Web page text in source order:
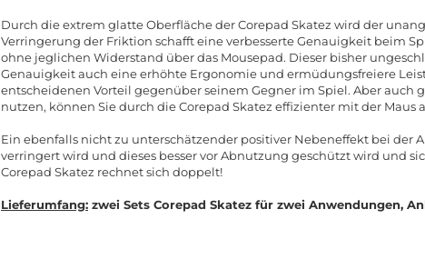
Durch die extrem glatte Oberfläche der Corepad Skatez wird der
Verringerung der Friktion schafft eine verbesserte Genauigkeit beim
ohne jeglichen Widerstand über das Mousepad. Dieser bisher
Genauigkeit auch eine erhöhte Ergonomie und ermüdungsfreiere
entscheidenen Vorteil gegenüber seinem Gegner im Spiel. Aber auch
nutzen, können Sie durch die Corepad Skatez effizienter mit der
Ein ebenfalls nicht zu unterschätzender positiver Nebeneffekt bei der
verringert wird und dieses besser vor Abnutzung geschützt wird und
Corepad Skatez rechnet sich doppelt!
Lieferumfang: zwei Sets Corepad Skatez für zwei Anwendungen,